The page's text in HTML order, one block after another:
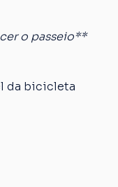
o passeio**
da bicicleta